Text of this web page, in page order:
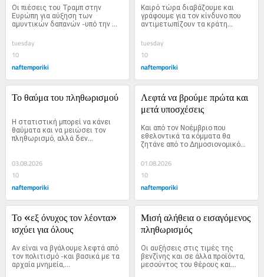
Οι πιέσεις του Τραμπ στην
Ευρώπη για αύξηση των
αμυντικών δαπανών -υπό την
απειλή...
tuesday
10
naftemporiki
Καιρό τώρα διαβάζουμε και
γράφουμε για τον κίνδυνο που
αντιμετωπίζουν τα κράτη...
tuesday
10
naftemporiki
Το θαύμα του πληθωρισμού
Η στατιστική μπορεί να κάνει
θαύματα και να μειώσει τον
πληθωρισμό, αλλά δεν...
03.08.2026
10
naftemporiki
Λεφτά να βρούμε πρώτα και
μετά υποσχέσεις
Και από τον Νοέμβριο που
εθελοντικά τα κόμματα θα
ζητάνε από το Δημοσιονομικό...
01.08.2026
10
naftemporiki
Το «εξ όνυχος τον λέοντα»
ισχύει για όλους
Αν είναι να βγάλουμε λεφτά από
τον πολιτισμό -και βασικά με τα
αρχαία μνημεία,...
Μισή αλήθεια ο εισαγόμενος
πληθωρισμός
Οι αυξήσεις στις τιμές της
βενζίνης και σε άλλα προϊόντα,
μεσούντος του θέρους και...